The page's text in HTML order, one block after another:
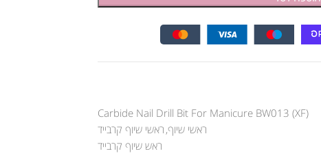
Carbide Nail Drill Bit For Manicure BW013 (XF)
ראשי שיוף, ראשי שיוף קרבייד
ראש שיוף קרבייד